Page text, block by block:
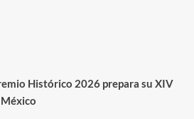
Histórico 2026 prepara su XIV